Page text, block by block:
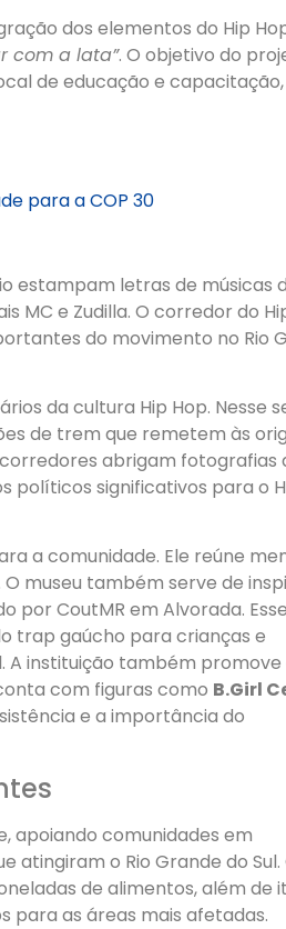
dos elementos do Hip
com a lata”. O objetivo do
de educação e capacitação,
para a COP 30
estampam letras de músicas
MC e Zudilla. O corredor do
do movimento no Rio
da cultura Hip Hop. Nesse
de trem que remetem às
abrigam fotografias
políticos significativos para o
a comunidade. Ele reúne
O museu também serve de
por CoutMR em Alvorada.
trap gaúcho para crianças e
A instituição também promove
com figuras como B.Girl
e a importância do
apoiando comunidades em
atingiram o Rio Grande do Sul.
de alimentos, além de
para as áreas mais afetadas.